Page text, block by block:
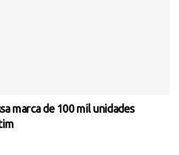
marca de 100 mil unidades